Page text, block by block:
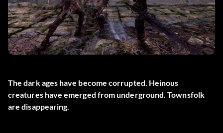
The dark ages have become corrupted. Heinous
creatures have emerged from underground. Townsfolk
are disappearing.